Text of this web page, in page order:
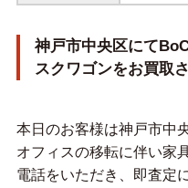
神戸市中央区にて
スクワゴンをお買取
本日のお客様は神戸市中
オフィスの移転に伴い家
電話をいただき、即査定